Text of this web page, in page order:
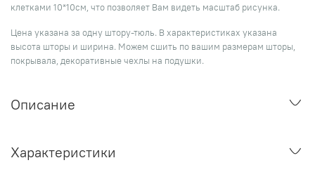
клетками 10*10см, что позволяет Вам видеть масштаб рисунка.
Цена указана за одну штору-тюль. В характеристиках указана
высота шторы и ширина. Можем сшить по вашим размерам шторы,
покрывала, декоративные чехлы на подушки.
Описание
Характеристики